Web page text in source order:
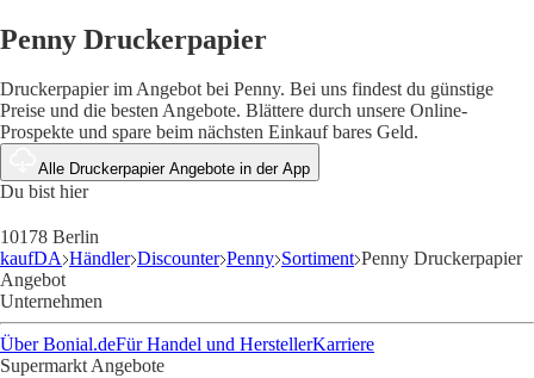
Penny Druckerpapier
Druckerpapier im Angebot bei Penny. Bei uns findest du günstige
Preise und die besten Angebote. Blättere durch unsere Online-
Prospekte und spare beim nächsten Einkauf bares Geld.
Alle Druckerpapier Angebote in der App
Du bist hier
10178 Berlin
kaufDA Händler Discounter Penny Sortiment Penny Druckerpapier
Angebot
Unternehmen
Über Bonial.deFür Handel und HerstellerKarriere
Supermarkt Angebote